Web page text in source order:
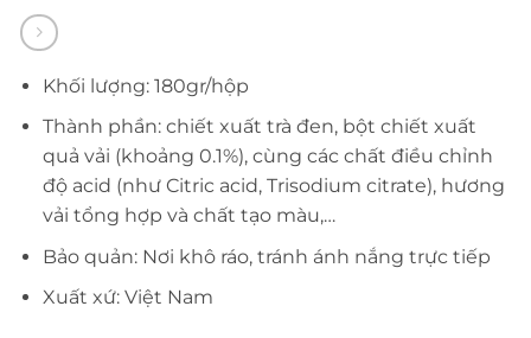
Khối lượng: 180gr/hộp
Thành phần: chiết xuất trà đen, bột chiết xuất
quả vải (khoảng 0.1%), cùng các chất điều chỉnh
độ acid (như Citric acid, Trisodium citrate), hương
vải tổng hợp và chất tạo màu,…
Bảo quản: Nơi khô ráo, tránh ánh nắng trực tiếp
Xuất xứ: Việt Nam